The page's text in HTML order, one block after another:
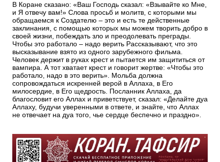
В Коране сказано: «Ваш Господь сказал: «Взывайте ко Мне,
и Я отвечу вам!» Слова просьб и молитв, с которыми мы
обращаемся к Создателю – это и есть те действенные
заклинания, с помощью которых мы можем творить добро в
своей жизни, побеждать зло и преодолевать преграды.
Чтобы это работало – надо верить Рассказывают, что это
высказывание взято из одного зарубежного фильма.
Человек держит в руках крест и пытается им защититься от
вампира. А тот хватает крест и говорит жертве: «Чтобы это
работало, надо в это верить». Мольба должна
сопровождаться искренней верой в Аллаха, в Его
милосердие, в Его щедрость. Посланник Аллаха, да
благословит его Аллах и приветствует, сказал: «Делайте дуа
Аллаху, будучи уверенными в ответе, и знайте, что Аллах
не отвечает на дуа того, чье сердце беспечно и праздно».